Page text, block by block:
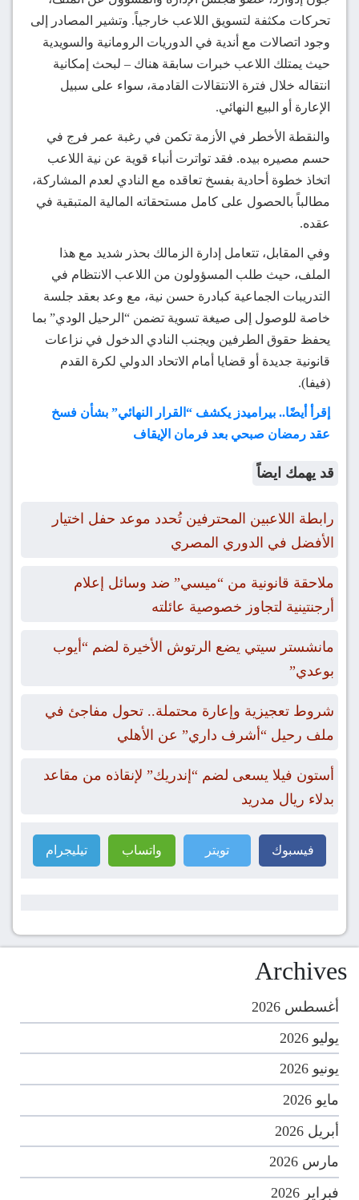
تحركات مكثفة لتسويق اللاعب خارجياً. وتشير المصادر إلى
وجود اتصالات مع أندية في الدوريات الرومانية والسويدية
حيث يمتلك اللاعب خبرات سابقة هناك – لبحث إمكانية
انتقاله خلال فترة الانتقالات القادمة، سواء على سبيل
الإعارة أو البيع النهائي.
والنقطة الأخطر في الأزمة تكمن في رغبة عمر فرج في
حسم مصيره بيده. فقد تواترت أنباء قوية عن نية اللاعب
اتخاذ خطوة أحادية بفسخ تعاقده مع النادي لعدم المشاركة،
مطالباً بالحصول على كامل مستحقاته المالية المتبقية في
عقده.
وفي المقابل، تتعامل إدارة الزمالك بحذر شديد مع هذا
الملف، حيث طلب المسؤولون من اللاعب الانتظام في
التدريبات الجماعية كبادرة حسن نية، مع وعد بعقد جلسة
خاصة للوصول إلى صيغة تسوية تضمن “الرحيل الودي” بما
يحفظ حقوق الطرفين ويجنب النادي الدخول في نزاعات
قانونية جديدة أو قضايا أمام الاتحاد الدولي لكرة القدم
(فيفا).
إقرأ أيضًا.. بيراميدز يكشف “القرار النهائي” بشأن فسخ
عقد رمضان صبحي بعد فرمان الإيقاف
قد يهمك ايضاً
رابطة اللاعبين المحترفين تُحدد موعد حفل اختيار
الأفضل في الدوري المصري
ملاحقة قانونية من “ميسي” ضد وسائل إعلام
أرجنتينية لتجاوز خصوصية عائلته
مانشستر سيتي يضع الرتوش الأخيرة لضم “أيوب
بوعدي”
شروط تعجيزية وإعارة محتملة.. تحول مفاجئ في
ملف رحيل “أشرف داري” عن الأهلي
أستون فيلا يسعى لضم “إندريك” لإنقاذه من مقاعد
بدلاء ريال مدريد
فيسبوك تويتر واتساب تيليجرام
Archives
أغسطس 2026
يوليو 2026
يونيو 2026
مايو 2026
أبريل 2026
مارس 2026
فبراير 2026